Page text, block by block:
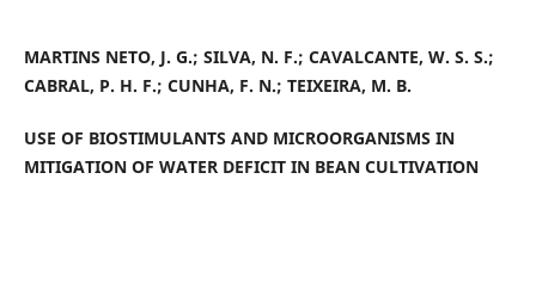
MARTINS NETO, J. G.; SILVA, N. F.; CAVALCANTE, W. S. S.;
CABRAL, P. H. F.; CUNHA, F. N.; TEIXEIRA, M. B.
USE OF BIOSTIMULANTS AND MICROORGANISMS IN
MITIGATION OF WATER DEFICIT IN BEAN CULTIVATION